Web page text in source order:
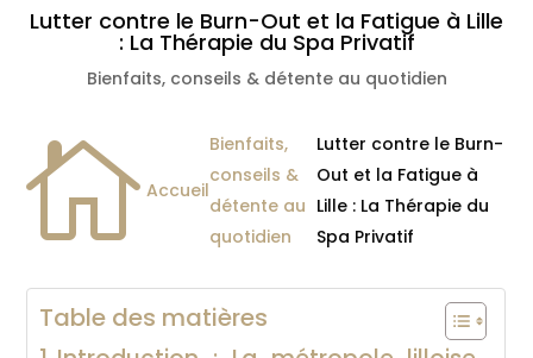
Lutter contre le Burn-Out et la Fatigue à Lille
: La Thérapie du Spa Privatif
Bienfaits, conseils & détente au quotidien
 Accueil
Bienfaits,
conseils &
détente au
quotidien
Lutter contre le Burn-
Out et la Fatigue à
Lille : La Thérapie du
Spa Privatif
Table des matières